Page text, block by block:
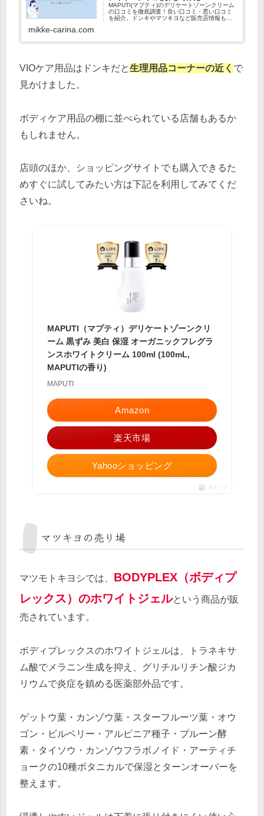
MAPUTI(マプティ)のデリケートゾーンクリーム
の口コミを徹底調査！良い口コミ・悪い口コミ
を紹介。ドンキやマツキヨなど販売店情報も詳
mikke-carina.com
VIOケア用品はドンキだと生理用品コーナーの近く で
見かけました。
ボディケア用品の棚に並べられている店舗もあるか
もしれません。
店頭のほか、ショッピングサイトでも購入できるた
めすぐに試してみたい方は下記を利用してみてくだ
さいね。
MAPUTI（マプティ）デリケートゾーンクリ
ーム 黒ずみ 美白 保湿 オーガニックフレグラ
ンスホワイトクリーム 100ml (100mL,
MAPUTIの香り)
MAPUTI
Amazon
楽天市場
Yahooショッピング
ポチップ
マツキヨの売り場
マツモトキヨシでは、 BODYPLEX（ボディプ
レックス）のホワイトジェルという商品が販
売されています。
ボディプレックスのホワイトジェルは、トラネキサ
ム酸でメラニン生成を抑え、グリチルリチン酸ジカ
リウムで炎症を鎮める医薬部外品です。
ゲットウ葉・カンゾウ葉・スターフルーツ葉・オウ
ゴン・ビルベリー・アルピニア種子・プルーン酵
素・タイソウ・カンゾウフラボノイド・アーティチ
ョークの10種ボタニカルで保湿とターンオーバーを
整えます。